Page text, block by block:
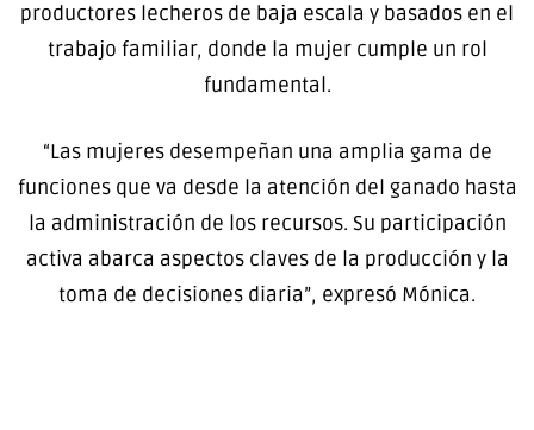
productores lecheros de baja escala y basados en el
trabajo familiar, donde la mujer cumple un rol
fundamental.
“Las mujeres desempeñan una amplia gama de
funciones que va desde la atención del ganado hasta
la administración de los recursos. Su participación
activa abarca aspectos claves de la producción y la
toma de decisiones diaria”, expresó Mónica.